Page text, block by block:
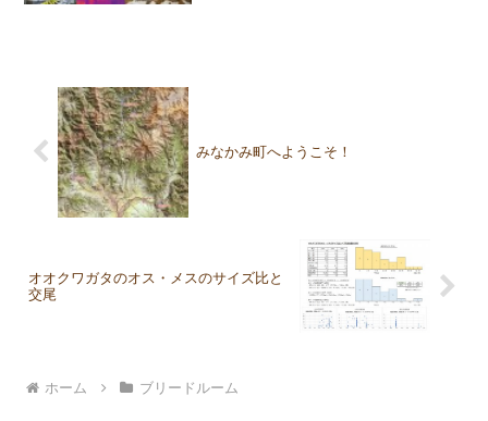
みなかみ町へようこそ！
オオクワガタのオス・メスのサイズ比と
交尾
ホーム ブリードルーム